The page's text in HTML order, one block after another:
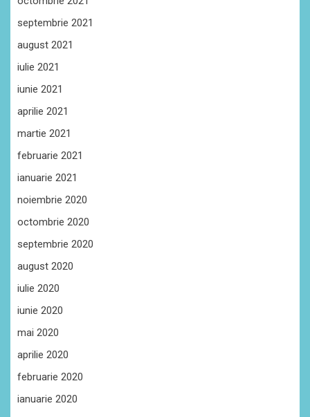
septembrie 2021
august 2021
iulie 2021
iunie 2021
aprilie 2021
martie 2021
februarie 2021
ianuarie 2021
noiembrie 2020
octombrie 2020
septembrie 2020
august 2020
iulie 2020
iunie 2020
mai 2020
aprilie 2020
februarie 2020
ianuarie 2020